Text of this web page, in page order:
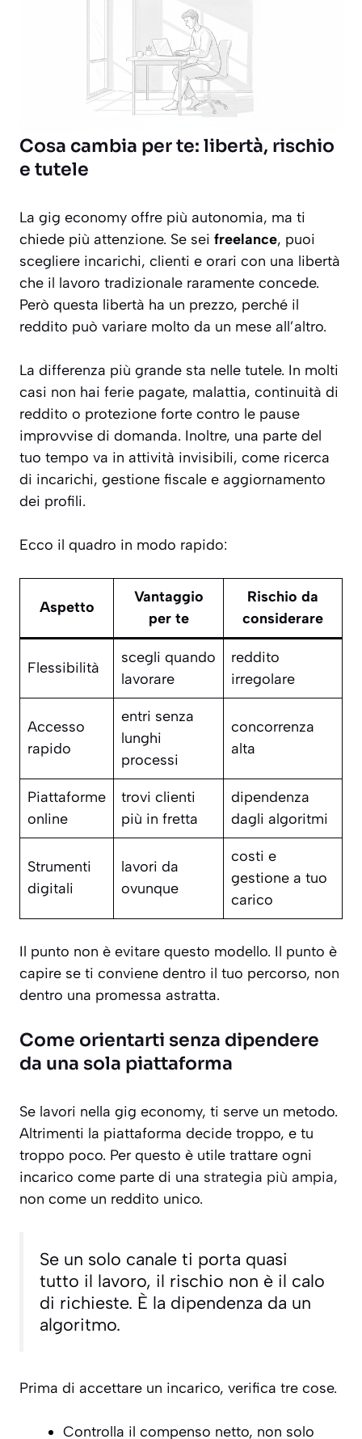
Cosa cambia per te: libertà, rischio
e tutele
La gig economy offre più autonomia, ma ti
chiede più attenzione. Se sei freelance, puoi
scegliere incarichi, clienti e orari con una libertà
che il lavoro tradizionale raramente concede.
Però questa libertà ha un prezzo, perché il
reddito può variare molto da un mese all’altro.
La differenza più grande sta nelle tutele. In molti
casi non hai ferie pagate, malattia, continuità di
reddito o protezione forte contro le pause
improvvise di domanda. Inoltre, una parte del
tuo tempo va in attività invisibili, come ricerca
di incarichi, gestione fiscale e aggiornamento
dei profili.
Ecco il quadro in modo rapido:
Aspetto
Vantaggio
per te
Rischio da
considerare
Flessibilità
scegli quando
lavorare
reddito
irregolare
Accesso
rapido
entri senza
lunghi
processi
concorrenza
alta
Piattaforme
online
trovi clienti
più in fretta
dipendenza
dagli algoritmi
Strumenti
digitali
lavori da
ovunque
costi e
gestione a tuo
carico
Il punto non è evitare questo modello. Il punto è
capire se ti conviene dentro il tuo percorso, non
dentro una promessa astratta.
Come orientarti senza dipendere
da una sola piattaforma
Se lavori nella gig economy, ti serve un metodo.
Altrimenti la piattaforma decide troppo, e tu
troppo poco. Per questo è utile trattare ogni
incarico come parte di una strategia più ampia,
non come un reddito unico.
Se un solo canale ti porta quasi
tutto il lavoro, il rischio non è il calo
di richieste. È la dipendenza da un
algoritmo.
Prima di accettare un incarico, verifica tre cose.
Controlla il compenso netto, non solo